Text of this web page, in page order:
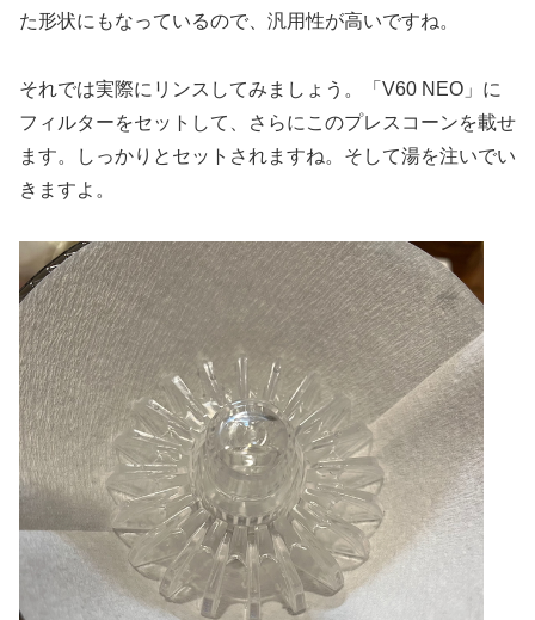
た形状にもなっているので、汎用性が高いですね。
それでは実際にリンスしてみましょう。「V60 NEO」に
フィルターをセットして、さらにこのプレスコーンを載せ
ます。しっかりとセットされますね。そして湯を注いでい
きますよ。